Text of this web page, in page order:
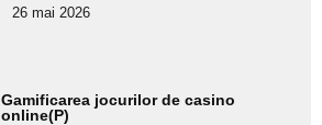
26 mai 2026
Gamificarea jocurilor de casino
online(P)